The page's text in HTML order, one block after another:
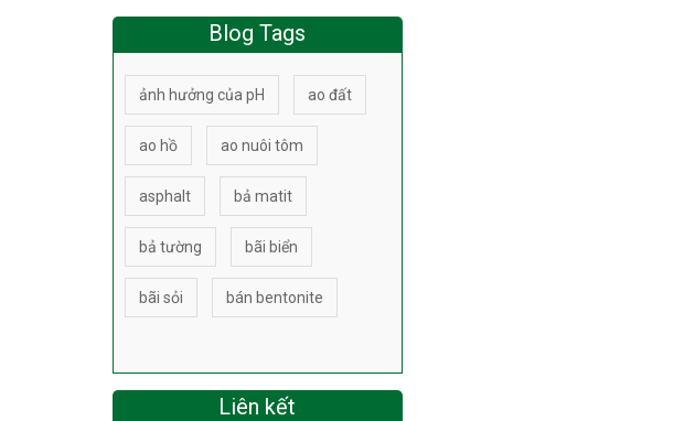
Blog Tags
ảnh hưởng của pH ao đất
ao hồ ao nuôi tôm
asphalt bả matit
bả tường bãi biển
bãi sỏi bán bentonite
Liên kết